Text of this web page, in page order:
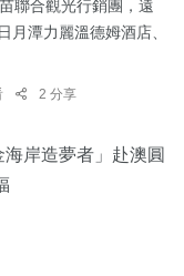
聯合觀光行銷團，遠
月潭力麗溫德姆酒店、
2 分享